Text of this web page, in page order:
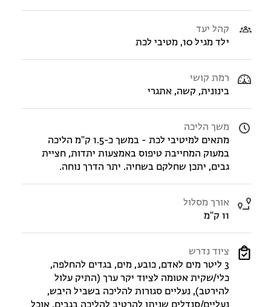
קהל יעד
ילד מגיל 10, מטיבי לכת
רמת קושי
בינונית, קשה, אתגרי
משך הליכה
מתאים למיטיבי לכת - במשך כ-1.5 ק"מ הליכה
במעוק המחייבת טיפוס באמצעות יתדות, חציית
גבים, יתכן שחלקם בשחיה. יתר הדרך נוחה.
אורך מסלול
11 ק"מ
ציוד נדרש
3 ליטר מים לאדם, כובע, מים, בגדים להחלפה,
כלי/שקית אטומה לציוד יקר ערך (התיק עלול
להירטב), נעליים סגורות להליכה בשביל היבש,